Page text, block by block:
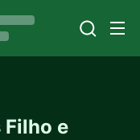
Filho e